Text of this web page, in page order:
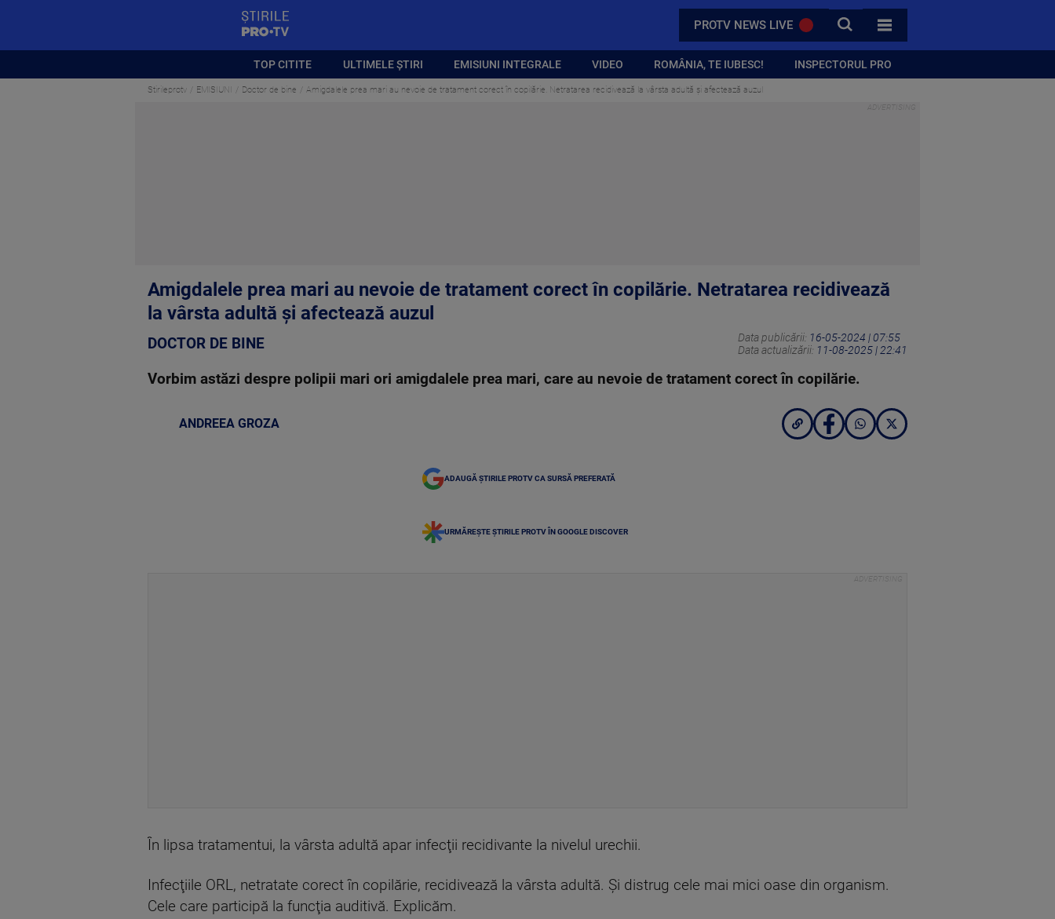
PROTV NEWS LIVE CAUTA
TOATE CATEGORIILE
TOP CITITE ULTIMELE ȘTIRI EMISIUNI INTEGRALE VIDEO ROMÂNIA, TE IUBESC! INSPECTORUL PRO
Stirileprotv EMISIUNI Doctor de bine Amigdalele prea mari au nevoie de tratament corect în copilărie. Netratarea recidivează la vârsta adultă și afectează auzul
Amigdalele prea mari au nevoie de tratament corect în copilărie. Netratarea recidivează
la vârsta adultă și afectează auzul
DOCTOR DE BINE Data publicării: 16-05-2024 | 07:55
Data actualizării: 11-08-2025 | 22:41
Vorbim astăzi despre polipii mari ori amigdalele prea mari, care au nevoie de tratament corect în copilărie.
ANDREEA GROZA
ADAUGĂ ȘTIRILE PROTV CA SURSĂ PREFERATĂ
URMĂREȘTE ȘTIRILE PROTV ÎN GOOGLE DISCOVER
În lipsa tratamentui, la vârsta adultă apar infecţii recidivante la nivelul urechii.
Infecţiile ORL, netratate corect în copilărie, recidivează la vârsta adultă. Și distrug cele mai mici oase din organism.
Cele care participă la funcţia auditivă. Explicăm.